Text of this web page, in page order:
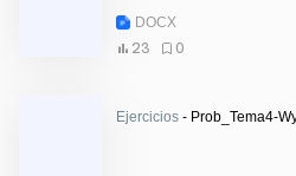
DOCX
23
0
Ejercicios - Prob_Tema4-